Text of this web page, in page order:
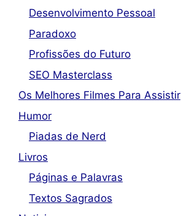
Desenvolvimento Pessoal
Paradoxo
Profissões do Futuro
SEO Masterclass
Os Melhores Filmes Para Assistir
Humor
Piadas de Nerd
Livros
Páginas e Palavras
Textos Sagrados